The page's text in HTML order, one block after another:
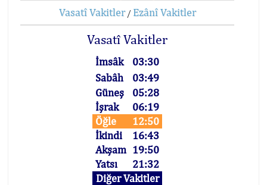
Vasatî Vakitler/ Ezânî Vakitler
Vasatî Vakitler
İmsâk
03:30
Sabâh
03:49
Güneş
05:28
İşrak
06:19
Öğle
12:50
İkindi
16:43
Akşam 19:50
Yatsı
21:32
Diğer Vakitler